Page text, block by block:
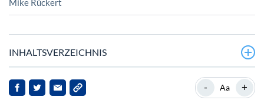
Mike Rückert
INHALTSVERZEICHNIS
Alphabet übertrifft alle Erwartungen
- Aa +